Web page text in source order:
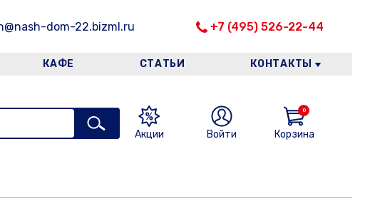
dom-22.bizml.ru +7 (495) 526-22-44
КАФЕ СТАТЬИ КОНТАКТЫ
Акции Войти Корзина
0